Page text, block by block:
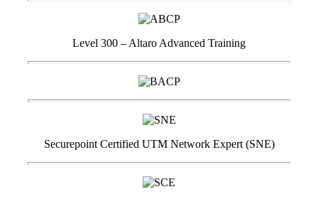
Level 300 – Altaro Advanced Training
Securepoint Certified UTM Network Expert (SNE)